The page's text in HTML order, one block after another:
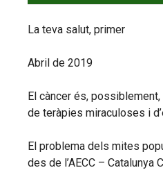
La teva salut, primer
Abril de 2019
El càncer és,
de teràpies miraculoses i
El problema dels mites
des de l’AECC –